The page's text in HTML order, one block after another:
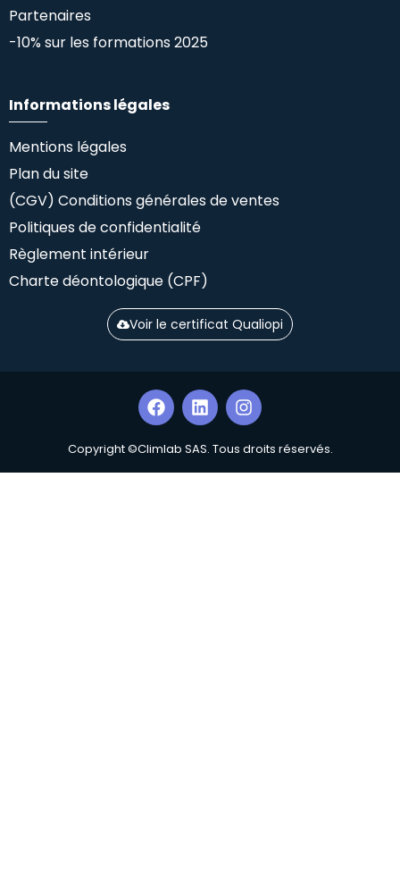
Partenaires
-10% sur les formations 2025
Informations légales
Mentions légales
Plan du site
(CGV) Conditions générales de ventes
Politiques de confidentialité
Règlement intérieur
Charte déontologique (CPF)
Voir le certificat Qualiopi
Copyright ©Climlab SAS. Tous droits réservés.